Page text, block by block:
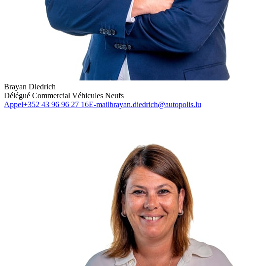
Brayan Diedrich
Délégué Commercial Véhicules Neufs
Appel+352 43 96 96 27 16E-mailbrayan.diedrich@autopolis.lu